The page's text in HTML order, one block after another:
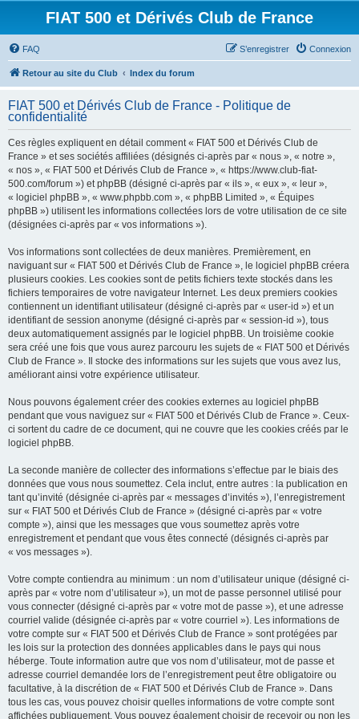
FIAT 500 et Dérivés Club de France
FAQ Connexion
S’enregistrer
Retour au site du Club Index du forum
FIAT 500 et Dérivés Club de France - Politique de
confidentialité
Ces règles expliquent en détail comment « FIAT 500 et Dérivés Club de
France » et ses sociétés affiliées (désignés ci-après par « nous », « notre »,
« nos », « FIAT 500 et Dérivés Club de France », « https://www.club-fiat-
500.com/forum ») et phpBB (désigné ci-après par « ils », « eux », « leur »,
« logiciel phpBB », « www.phpbb.com », « phpBB Limited », « Équipes
phpBB ») utilisent les informations collectées lors de votre utilisation de ce site
(désignées ci-après par « vos informations »).
Vos informations sont collectées de deux manières. Premièrement, en
naviguant sur « FIAT 500 et Dérivés Club de France », le logiciel phpBB créera
plusieurs cookies. Les cookies sont de petits fichiers texte stockés dans les
fichiers temporaires de votre navigateur Internet. Les deux premiers cookies
contiennent un identifiant utilisateur (désigné ci-après par « user-id ») et un
identifiant de session anonyme (désigné ci-après par « session-id »), tous
deux automatiquement assignés par le logiciel phpBB. Un troisième cookie
sera créé une fois que vous aurez parcouru les sujets de « FIAT 500 et Dérivés
Club de France ». Il stocke des informations sur les sujets que vous avez lus,
améliorant ainsi votre expérience utilisateur.
Nous pouvons également créer des cookies externes au logiciel phpBB
pendant que vous naviguez sur « FIAT 500 et Dérivés Club de France ». Ceux-
ci sortent du cadre de ce document, qui ne couvre que les cookies créés par le
logiciel phpBB.
La seconde manière de collecter des informations s’effectue par le biais des
données que vous nous soumettez. Cela inclut, entre autres : la publication en
tant qu’invité (désignée ci-après par « messages d’invités »), l’enregistrement
sur « FIAT 500 et Dérivés Club de France » (désigné ci-après par « votre
compte »), ainsi que les messages que vous soumettez après votre
enregistrement et pendant que vous êtes connecté (désignés ci-après par
« vos messages »).
Votre compte contiendra au minimum : un nom d’utilisateur unique (désigné ci-
après par « votre nom d’utilisateur »), un mot de passe personnel utilisé pour
vous connecter (désigné ci-après par « votre mot de passe »), et une adresse
courriel valide (désignée ci-après par « votre courriel »). Les informations de
votre compte sur « FIAT 500 et Dérivés Club de France » sont protégées par
les lois sur la protection des données applicables dans le pays qui nous
héberge. Toute information autre que vos nom d’utilisateur, mot de passe et
adresse courriel demandée lors de l’enregistrement peut être obligatoire ou
facultative, à la discrétion de « FIAT 500 et Dérivés Club de France ». Dans
tous les cas, vous pouvez choisir quelles informations de votre compte sont
affichées publiquement. Vous pouvez également choisir de recevoir ou non les